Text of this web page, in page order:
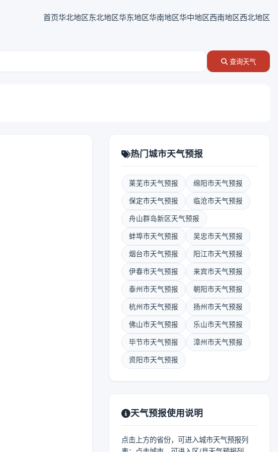
首页华北地区东北地区华东地区华南地区华中地区西南地区西北地区
查询天气
热门城市天气预报
莱芜市天气预报 绵阳市天气预报
保定市天气预报 临沧市天气预报
舟山群岛新区天气预报
蚌埠市天气预报 吴忠市天气预报
烟台市天气预报 阳江市天气预报
伊春市天气预报 来宾市天气预报
泰州市天气预报 朝阳市天气预报
杭州市天气预报 扬州市天气预报
佛山市天气预报 乐山市天气预报
毕节市天气预报 漳州市天气预报
资阳市天气预报
天气预报使用说明
点击上方的省份，可进入城市天气预报列